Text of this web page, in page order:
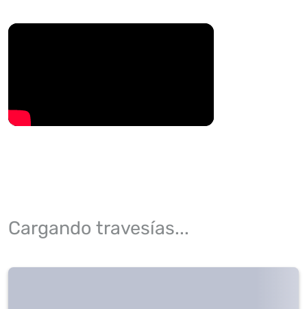
Cargando travesías...